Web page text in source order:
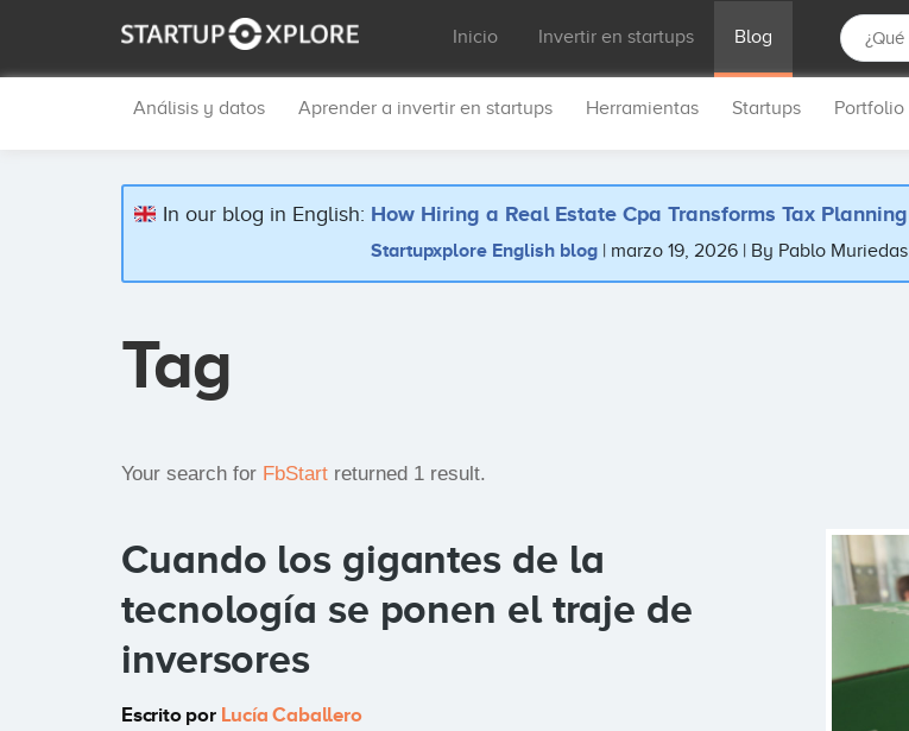
Inicio Invertir en startups Blog
Análisis y datos Aprender a invertir en startups Herramientas Startups Portfolio
In our blog in English: How Hiring a Real Estate Cpa Transforms Tax Planning
Startupxplore English blog marzo 19, 2026 By Pablo Muriedas
Tag
Your search for FbStart returned 1 result.
Cuando los gigantes de la
tecnología se ponen el traje de
inversores
Escrito por Lucía Caballero